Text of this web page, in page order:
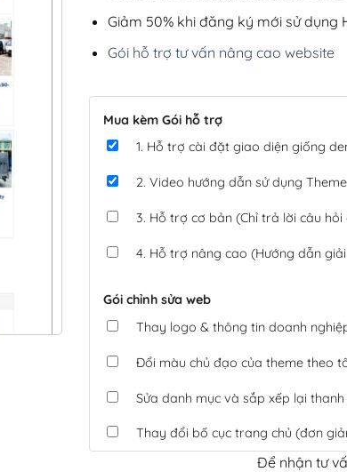
Giảm 50% khi đăng ký mới sử dụng
Gói hỗ trợ tư vấn nâng cao website
Mua kèm Gói hỗ trợ
1. Hỗ trợ cài đặt giao diện giống
2. Video hướng dẫn sử dụng
3. Hỗ trợ cơ bản (Chỉ trả lời câu hỏi
4. Hỗ trợ nâng cao (Hướng dẫn
Gói chỉnh sửa web
Thay logo & thông tin doanh
Đổi màu chủ đạo của theme theo
Sửa danh mục và sắp xếp lại
Thay đổi bố cục trang chủ (đơn
Tích hợp thanh toán QR Code
Để nhận tư